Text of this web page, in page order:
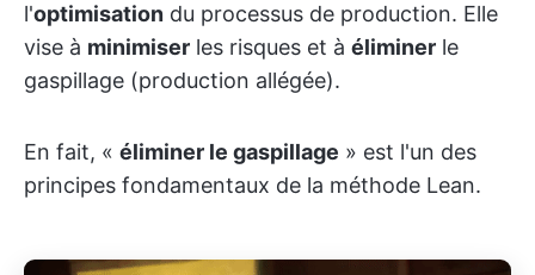
l'optimisation du processus de production. Elle
vise à minimiser les risques et à éliminer le
gaspillage (production allégée).
En fait, « éliminer le gaspillage » est l'un des
principes fondamentaux de la méthode Lean.